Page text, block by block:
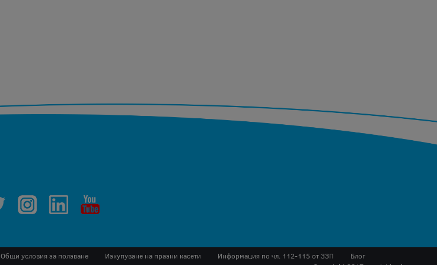
Общи условия за ползване Изкупуване на празни касети Инфopмaция пo чл. 112-115 oт ЗЗΠ
Блог